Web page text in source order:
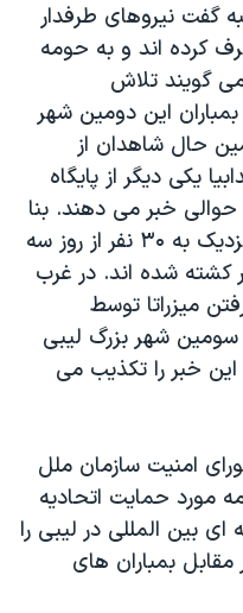
گفت نيروهای طرفدار
کرده اند و به حومه
گويند تلاش
اين دومين شهر
حال شاهدان از
يکی ديگر از پايگاه
خبر می دهند. بنا
به گزارش های خبری از اجدابيا نزدیک به ۳۰ نفر از روز سه
کشته شده اند. در غرب
ميزراتا توسط
شهر بزرگ ليبی
خبر را تکذيب می
امنيت سازمان ملل
مورد حمايت اتحاديه
بين المللی در ليبی را
بمباران های